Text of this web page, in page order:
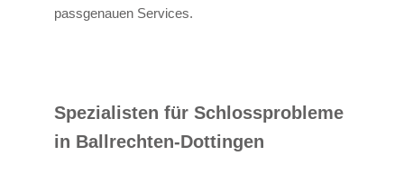
passgenauen Services.
Spezialisten für Schlossprobleme
in Ballrechten-Dottingen